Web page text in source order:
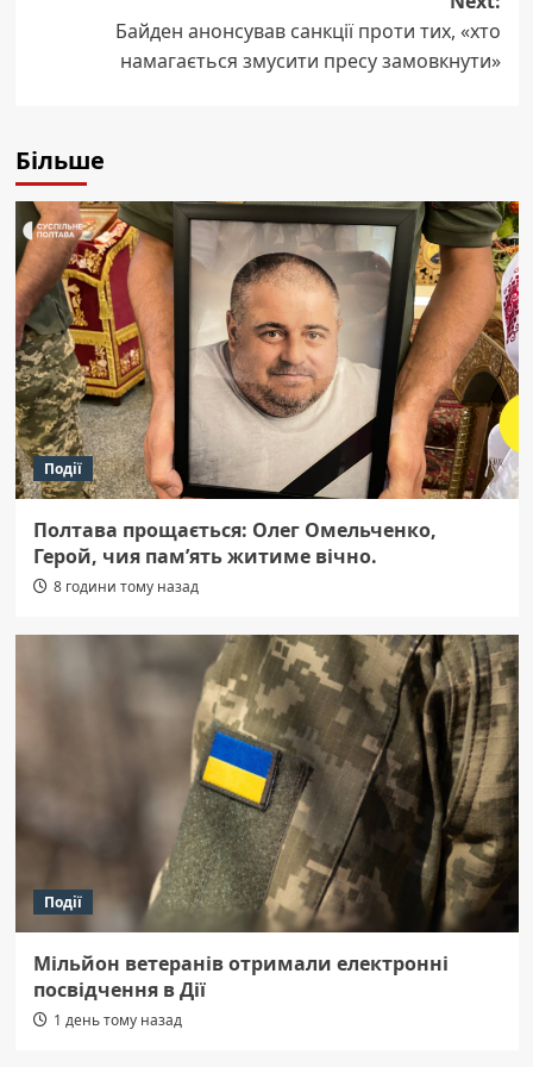
Байден анонсував санкції проти тих, «хто
намагається змусити пресу замовкнути»
Більше
Події
Полтава прощається: Олег Омельченко,
Герой, чия пам’ять житиме вічно.
8 години тому назад
Події
Мільйон ветеранів отримали електронні
посвідчення в Дії
1 день тому назад